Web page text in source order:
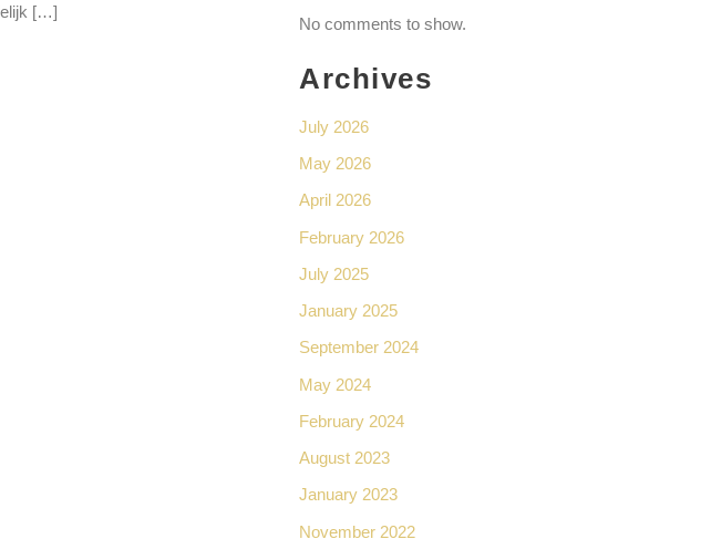
[…]
No comments to show.
Archives
July 2026
May 2026
April 2026
February 2026
July 2025
January 2025
September 2024
May 2024
February 2024
August 2023
January 2023
November 2022